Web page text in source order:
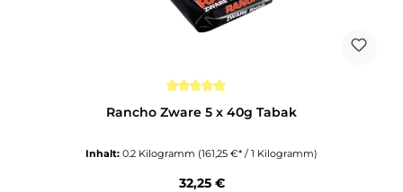
Rancho Zware 5 x 40g Tabak
Inhalt: 0.2 Kilogramm (161,25 €* / 1 Kilogramm)
Regulärer Preis:
32,25 €